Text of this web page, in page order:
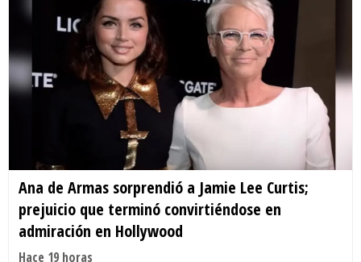
Ana de Armas sorprendió a Jamie Lee Curtis;
prejuicio que terminó convirtiéndose en
admiración en Hollywood
Hace 19 horas